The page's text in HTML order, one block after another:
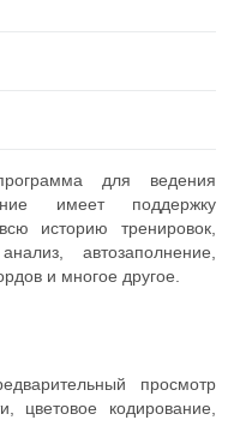
для ведения
имеет поддержку
историю тренировок,
автозаполнение,
и многое другое.
просмотр
цветовое кодирование,